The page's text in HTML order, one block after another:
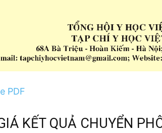
PDF
KẾT QUẢ CHUYỂN